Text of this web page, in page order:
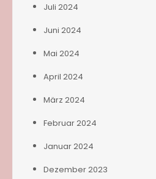
Juli 2024
Juni 2024
Mai 2024
April 2024
März 2024
Februar 2024
Januar 2024
Dezember 2023